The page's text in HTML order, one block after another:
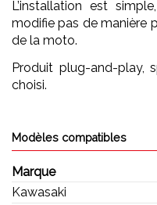
L’installation est
modifie pas de manière
de la moto.
Produit plug-and-play,
choisi.
Modèles compatibles
Marque
Kawasaki